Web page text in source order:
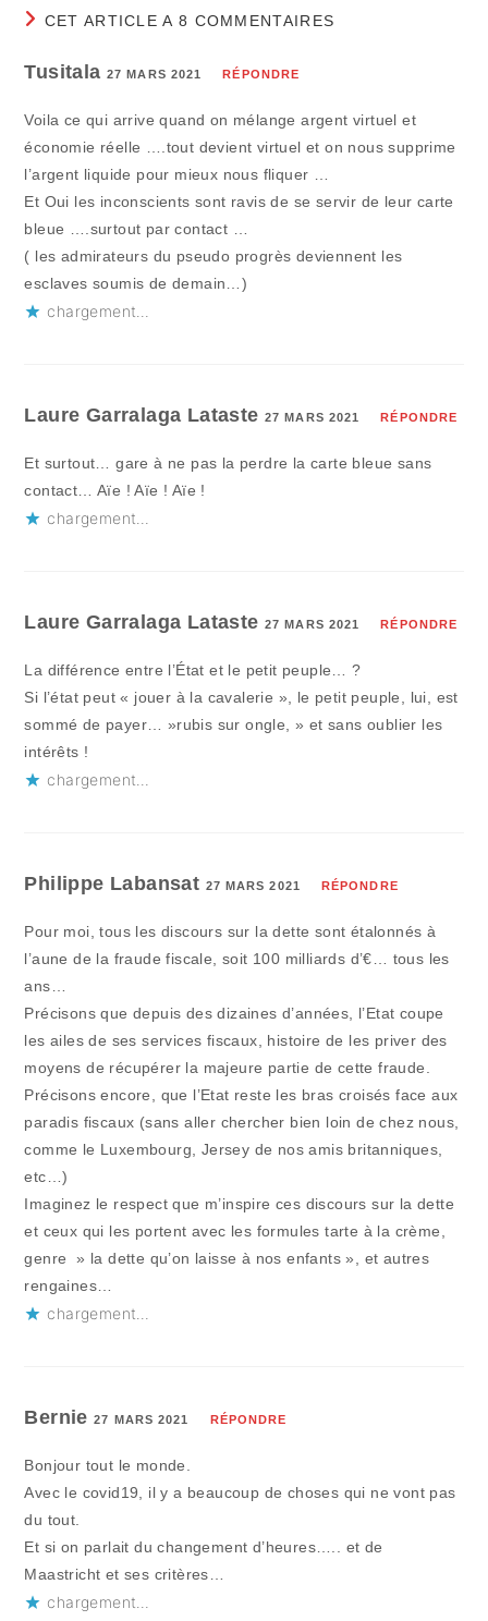
CET ARTICLE A 8 COMMENTAIRES
Tusitala27 MARS 2021 RÉPONDRE
Voila ce qui arrive quand on mélange argent virtuel et
économie réelle ….tout devient virtuel et on nous supprime
l’argent liquide pour mieux nous fliquer …
Et Oui les inconscients sont ravis de se servir de leur carte
bleue ….surtout par contact …
( les admirateurs du pseudo progrès deviennent les
esclaves soumis de demain…)
chargement…
Laure Garralaga Lataste27 MARS 2021 RÉPONDRE
Et surtout… gare à ne pas la perdre la carte bleue sans
contact… Aïe ! Aïe ! Aïe !
chargement…
Laure Garralaga Lataste27 MARS 2021 RÉPONDRE
La différence entre l’État et le petit peuple… ?
Si l’état peut « jouer à la cavalerie », le petit peuple, lui, est
sommé de payer… »rubis sur ongle, » et sans oublier les
intérêts !
chargement…
Philippe Labansat 27 MARS 2021 RÉPONDRE
Pour moi, tous les discours sur la dette sont étalonnés à
l’aune de la fraude fiscale, soit 100 milliards d’€… tous les
ans…
Précisons que depuis des dizaines d’années, l’Etat coupe
les ailes de ses services fiscaux, histoire de les priver des
moyens de récupérer la majeure partie de cette fraude.
Précisons encore, que l’Etat reste les bras croisés face aux
paradis fiscaux (sans aller chercher bien loin de chez nous,
comme le Luxembourg, Jersey de nos amis britanniques,
etc…)
Imaginez le respect que m’inspire ces discours sur la dette
et ceux qui les portent avec les formules tarte à la crème,
genre » la dette qu’on laisse à nos enfants », et autres
rengaines…
chargement…
Bernie27 MARS 2021 RÉPONDRE
Bonjour tout le monde.
Avec le covid19, il y a beaucoup de choses qui ne vont pas
du tout.
Et si on parlait du changement d’heures….. et de
Maastricht et ses critères…
chargement…